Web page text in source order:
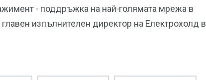
- поддръжка на най-голямата мрежа в
изпълнителен директор на Електрохолд в